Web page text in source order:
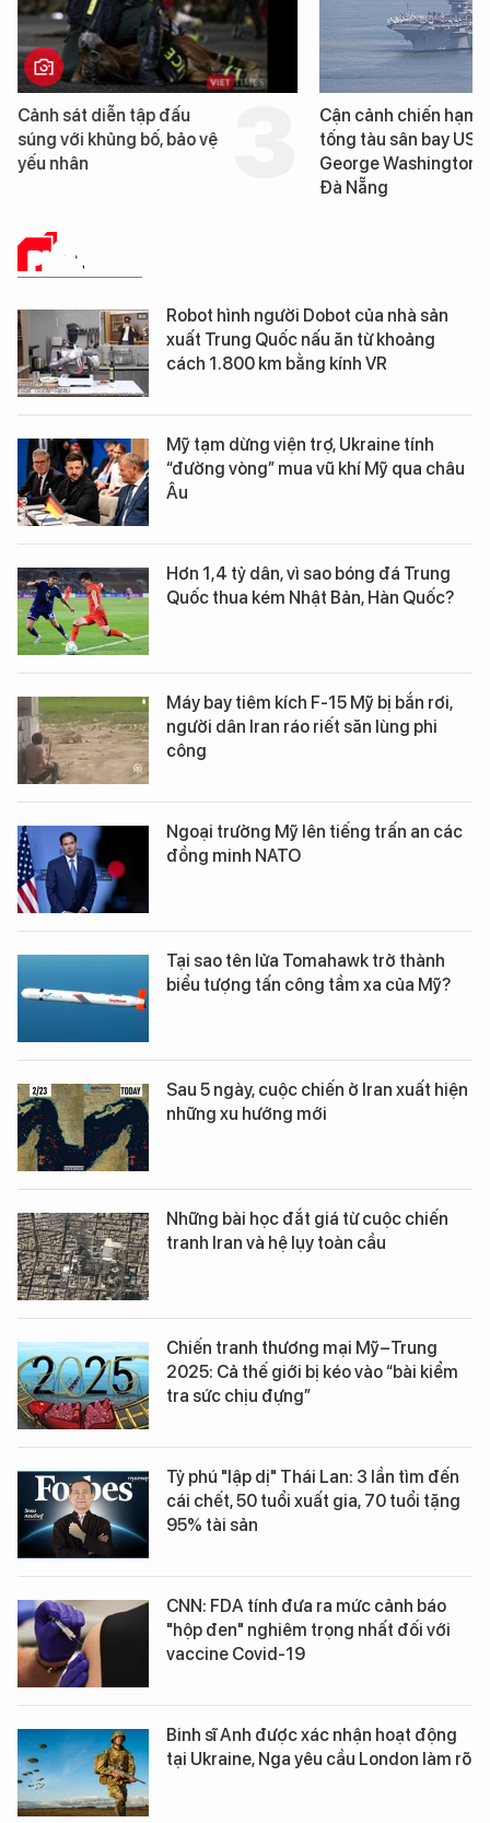
Cảnh sát diễn tập đấu
súng với khủng bố, bảo vệ
yếu nhân
Cận cảnh chiến hạm
tống tàu sân bay USS
George Washington
Đà Nẵng
PHÂN TÍCH
Robot hình người Dobot của nhà sản
xuất Trung Quốc nấu ăn từ khoảng
cách 1.800 km bằng kính VR
Mỹ tạm dừng viện trợ, Ukraine tính
“đường vòng” mua vũ khí Mỹ qua châu
Âu
Hơn 1,4 tỷ dân, vì sao bóng đá Trung
Quốc thua kém Nhật Bản, Hàn Quốc?
Máy bay tiêm kích F-15 Mỹ bị bắn rơi,
người dân Iran ráo riết săn lùng phi
công
Ngoại trưởng Mỹ lên tiếng trấn an các
đồng minh NATO
Tại sao tên lửa Tomahawk trở thành
biểu tượng tấn công tầm xa của Mỹ?
Sau 5 ngày, cuộc chiến ở Iran xuất hiện
những xu hướng mới
Những bài học đắt giá từ cuộc chiến
tranh Iran và hệ lụy toàn cầu
Chiến tranh thương mại Mỹ–Trung
2025: Cả thế giới bị kéo vào “bài kiểm
tra sức chịu đựng”
Tỷ phú "lập dị" Thái Lan: 3 lần tìm đến
cái chết, 50 tuổi xuất gia, 70 tuổi tặng
95% tài sản
CNN: FDA tính đưa ra mức cảnh báo
"hộp đen" nghiêm trọng nhất đối với
vaccine Covid-19
Binh sĩ Anh được xác nhận hoạt động
tại Ukraine, Nga yêu cầu London làm rõ